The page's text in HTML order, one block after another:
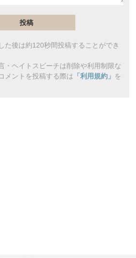
た後は約120秒間投稿することができ
・ヘイトスピーチは削除や利用制限な
メントを投稿する際は 「利用規約」 を